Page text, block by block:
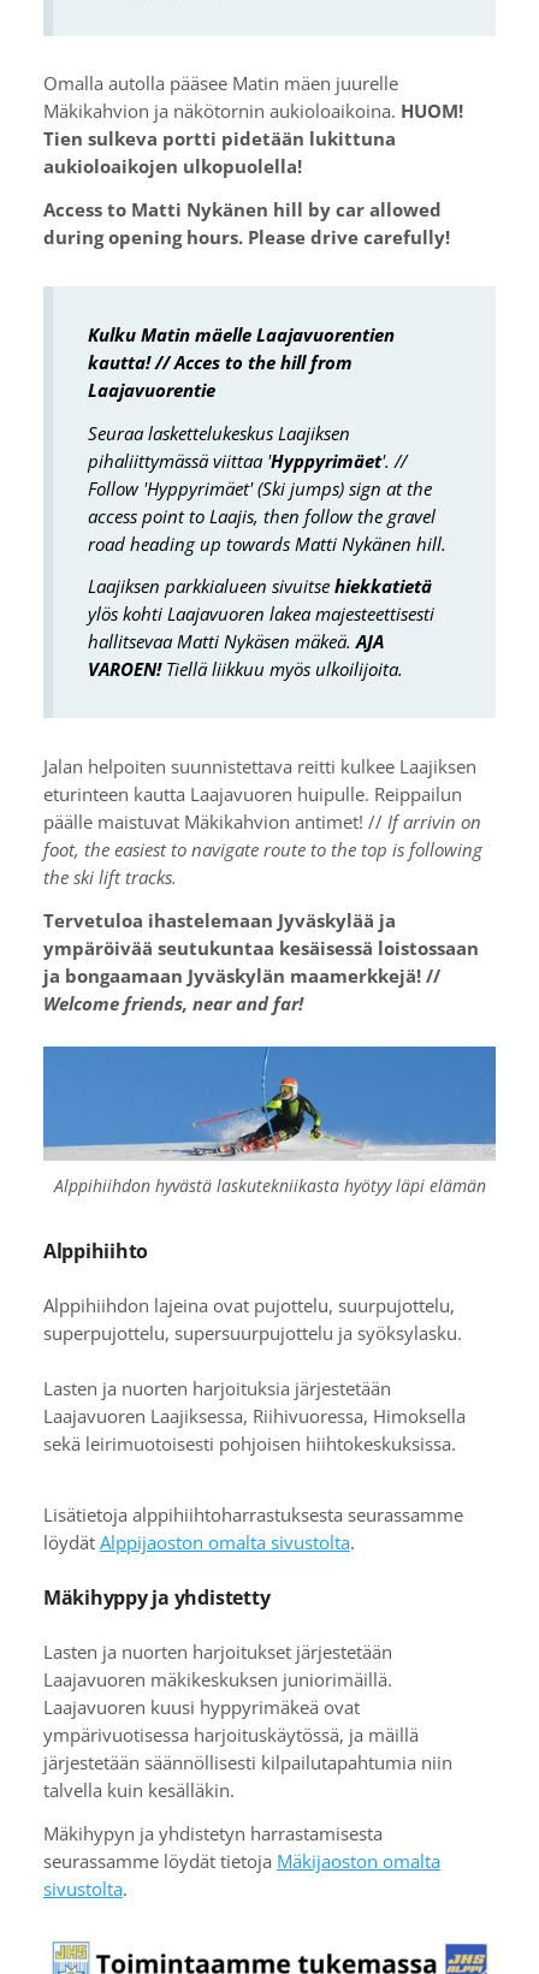
Omalla autolla pääsee Matin mäen juurelle
Mäkikahvion ja näkötornin aukioloaikoina. HUOM!
Tien sulkeva portti pidetään lukittuna
aukioloaikojen ulkopuolella!
Access to Matti Nykänen hill by car allowed
during opening hours. Please drive carefully!
Kulku Matin mäelle Laajavuorentien
kautta! // Acces to the hill from
Laajavuorentie
Seuraa laskettelukeskus Laajiksen
pihaliittymässä viittaa 'Hyppyrimäet'. //
Follow 'Hyppyrimäet' (Ski jumps) sign at the
access point to Laajis, then follow the gravel
road heading up towards Matti Nykänen hill.
Laajiksen parkkialueen sivuitse hiekkatietä
ylös kohti Laajavuoren lakea majesteettisesti
hallitsevaa Matti Nykäsen mäkeä.AJA
VAROEN! Tiellä liikkuu myös ulkoilijoita.
Jalan helpoiten suunnistettava reitti kulkee Laajiksen
eturinteen kautta Laajavuoren huipulle. Reippailun
päälle maistuvat Mäkikahvion antimet! // If arrivin on
foot, the easiest to navigate route to the top is following
the ski lift tracks.
Tervetuloa ihastelemaan Jyväskylää ja
ympäröivää seutukuntaa kesäisessä loistossaan
ja bongaamaan Jyväskylän maamerkkejä! //
Welcome friends, near and far!
Alppihiihdon hyvästä laskutekniikasta hyötyy läpi elämän
Alppihiihto
Alppihiihdon lajeina ovat pujottelu, suurpujottelu,
superpujottelu, supersuurpujottelu ja syöksylasku.
Lasten ja nuorten harjoituksia järjestetään
Laajavuoren Laajiksessa, Riihivuoressa, Himoksella
sekä leirimuotoisesti pohjoisen hiihtokeskuksissa.
Lisätietoja alppihiihtoharrastuksesta seurassamme
löydät Alppijaoston omalta sivustolta.
Mäkihyppy ja yhdistetty
Lasten ja nuorten harjoitukset järjestetään
Laajavuoren mäkikeskuksen juniorimäillä.
Laajavuoren kuusi hyppyrimäkeä ovat
ympärivuotisessa harjoituskäytössä, ja mäillä
järjestetään säännöllisesti kilpailutapahtumia niin
talvella kuin kesälläkin.
Mäkihypyn ja yhdistetyn harrastamisesta
seurassamme löydät tietoja Mäkijaoston omalta
sivustolta.